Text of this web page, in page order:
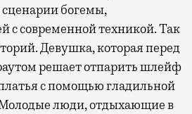
богемы,
с современной техникой. Так
Девушка, которая перед
решает отпарить шлейф
с помощью гладильной
люди, отдыхающие в